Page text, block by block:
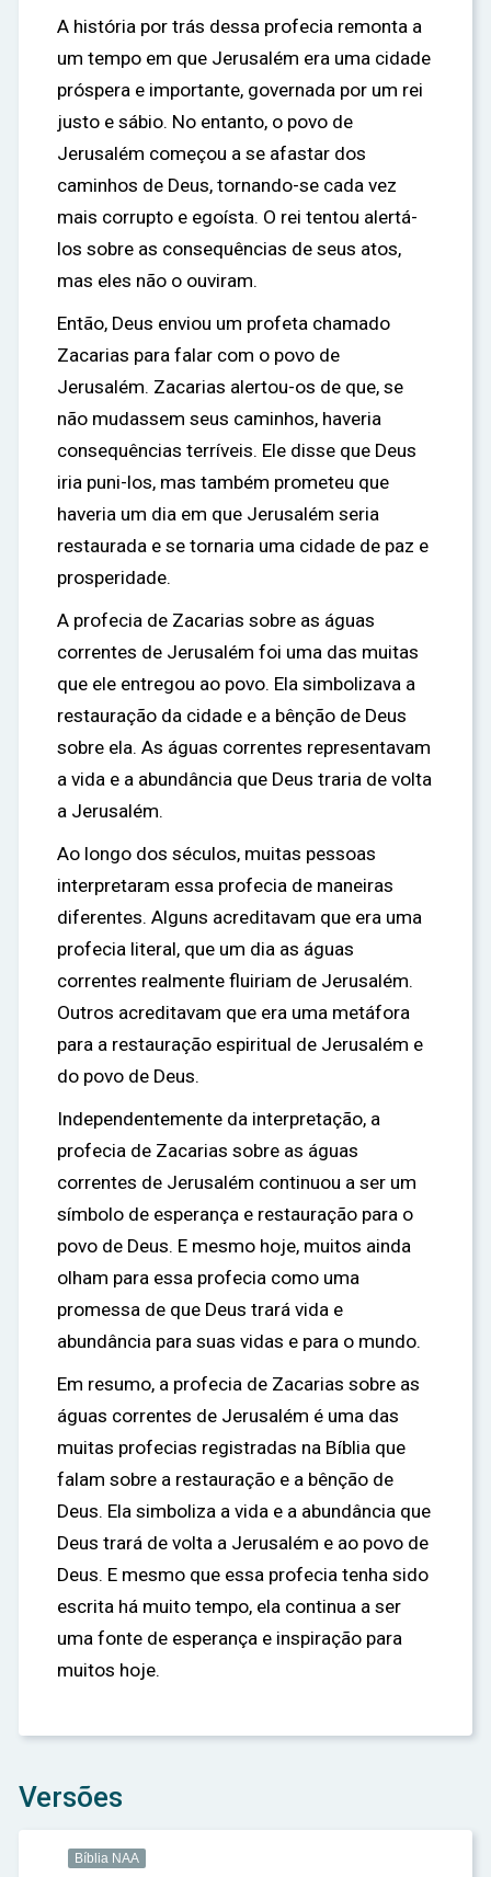
A história por trás dessa profecia remonta a
um tempo em que Jerusalém era uma cidade
próspera e importante, governada por um rei
justo e sábio. No entanto, o povo de
Jerusalém começou a se afastar dos
caminhos de Deus, tornando-se cada vez
mais corrupto e egoísta. O rei tentou alertá-
los sobre as consequências de seus atos,
mas eles não o ouviram.
Então, Deus enviou um profeta chamado
Zacarias para falar com o povo de
Jerusalém. Zacarias alertou-os de que, se
não mudassem seus caminhos, haveria
consequências terríveis. Ele disse que Deus
iria puni-los, mas também prometeu que
haveria um dia em que Jerusalém seria
restaurada e se tornaria uma cidade de paz e
prosperidade.
A profecia de Zacarias sobre as águas
correntes de Jerusalém foi uma das muitas
que ele entregou ao povo. Ela simbolizava a
restauração da cidade e a bênção de Deus
sobre ela. As águas correntes representavam
a vida e a abundância que Deus traria de volta
a Jerusalém.
Ao longo dos séculos, muitas pessoas
interpretaram essa profecia de maneiras
diferentes. Alguns acreditavam que era uma
profecia literal, que um dia as águas
correntes realmente fluiriam de Jerusalém.
Outros acreditavam que era uma metáfora
para a restauração espiritual de Jerusalém e
do povo de Deus.
Independentemente da interpretação, a
profecia de Zacarias sobre as águas
correntes de Jerusalém continuou a ser um
símbolo de esperança e restauração para o
povo de Deus. E mesmo hoje, muitos ainda
olham para essa profecia como uma
promessa de que Deus trará vida e
abundância para suas vidas e para o mundo.
Em resumo, a profecia de Zacarias sobre as
águas correntes de Jerusalém é uma das
muitas profecias registradas na Bíblia que
falam sobre a restauração e a bênção de
Deus. Ela simboliza a vida e a abundância que
Deus trará de volta a Jerusalém e ao povo de
Deus. E mesmo que essa profecia tenha sido
escrita há muito tempo, ela continua a ser
uma fonte de esperança e inspiração para
muitos hoje.
Versões
Bíblia NAA